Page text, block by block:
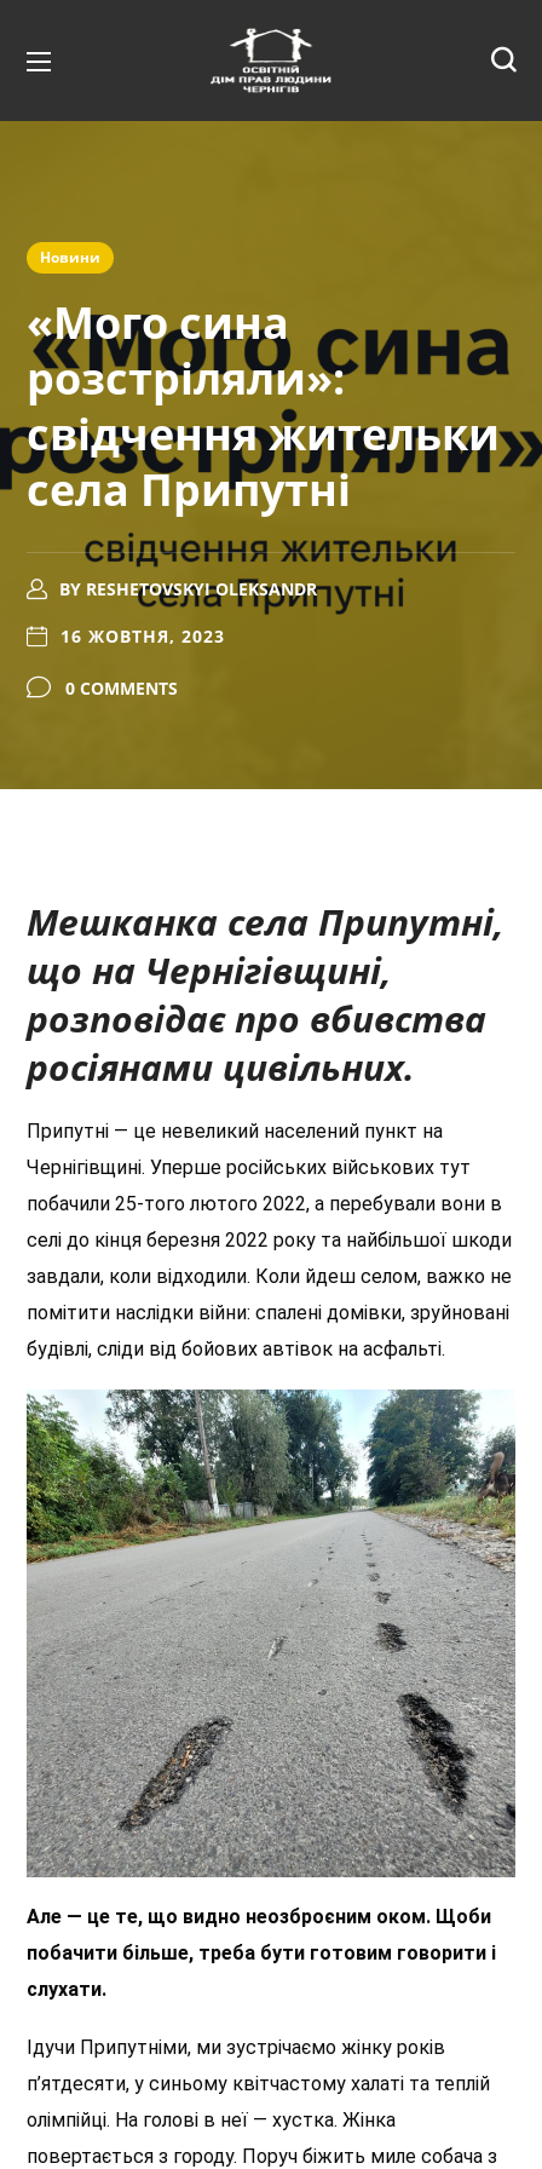
Новини
«Мого сина
розстріляли»:
свідчення жительки
села Припутні
BY RESHETOVSKYI OLEKSANDR
16 ЖОВТНЯ, 2023
0 COMMENTS
Мешканка села Припутні,
що на Чернігівщині,
розповідає про вбивства
росіянами цивільних.
Припутні — це невеликий населений пункт на
Чернігівщині. Уперше російських військових тут
побачили 25-того лютого 2022, а перебували вони в
селі до кінця березня 2022 року та найбільшої шкоди
завдали, коли відходили. Коли йдеш селом, важко не
помітити наслідки війни: спалені домівки, зруйновані
будівлі, сліди від бойових автівок на асфальті.
Але — це те, що видно неозброєним оком. Щоби
побачити більше, треба бути готовим говорити і
слухати.
Ідучи Припутніми, ми зустрічаємо жінку років
п’ятдесяти, у синьому квітчастому халаті та теплій
олімпійці. На голові в неї — хустка. Жінка
повертається з городу. Поруч біжить миле собача з